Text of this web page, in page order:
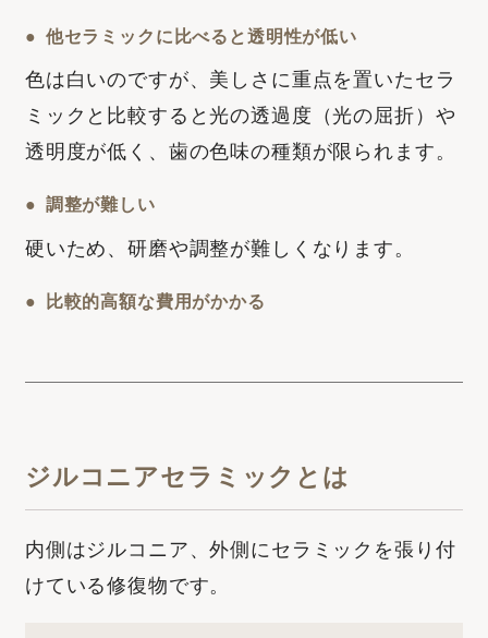
他セラミックに比べると透明性が低い
色は白いのですが、美しさに重点を置いたセラ
ミックと比較すると光の透過度（光の屈折）や
透明度が低く、 歯の色味の種類が限られます。
調整が難しい
硬いため、研磨や調整が難しくなります。
比較的高額な費用がかかる
ジルコニアセラミックとは
内側はジルコニア、外側にセラミックを張り付
けている修復物です。